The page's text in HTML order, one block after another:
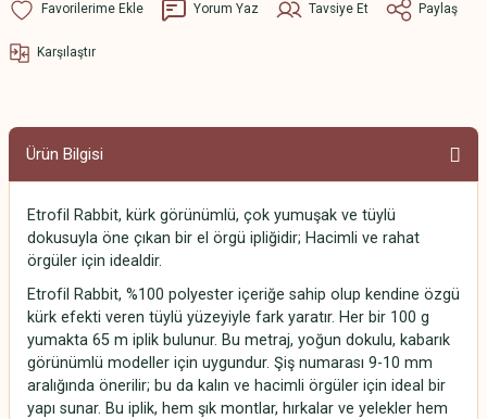
Yorum Yaz Tavsiye Et Paylaş
Karşılaştır
Ürün Bilgisi
Etrofil Rabbit, kürk görünümlü, çok yumuşak ve tüylü
dokusuyla öne çıkan bir el örgü ipliğidir; Hacimli ve rahat
örgüler için idealdir.
Etrofil Rabbit, %100 polyester içeriğe sahip olup kendine özgü
kürk efekti veren tüylü yüzeyiyle fark yaratır. Her bir 100 g
yumakta 65 m iplik bulunur. Bu metraj, yoğun dokulu, kabarık
görünümlü modeller için uygundur. Şiş numarası 9-10 mm
aralığında önerilir; bu da kalın ve hacimli örgüler için ideal bir
yapı sunar. Bu iplik, hem şık montlar, hırkalar ve yelekler hem